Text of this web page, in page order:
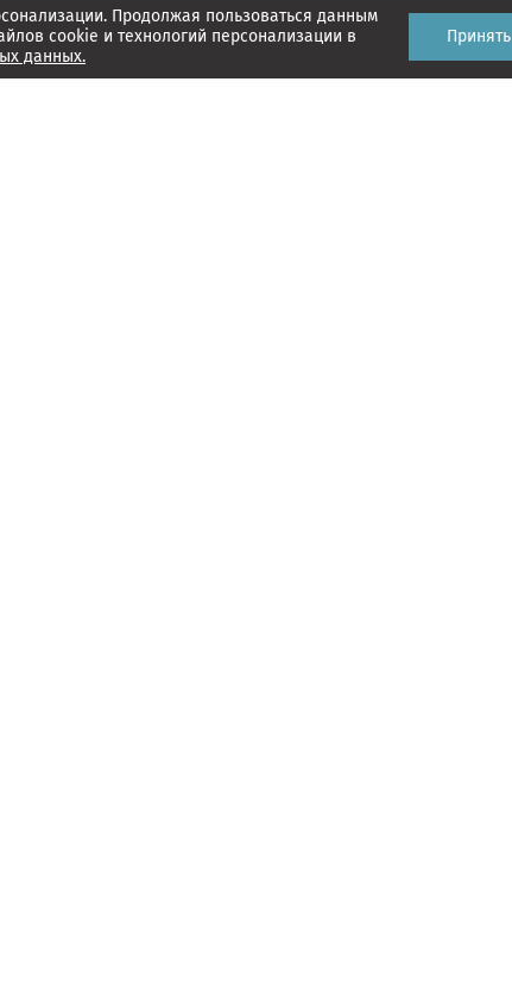
Продолжая пользоваться данным
cookie и технологий персонализации в
данных.
Принять